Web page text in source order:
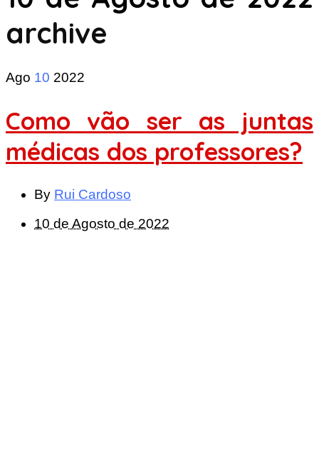
archive
Ago 10 2022
Como vão ser as juntas
médicas dos professores?
By Rui Cardoso
10 de Agosto de 2022